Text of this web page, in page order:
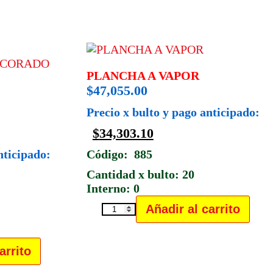
PLANCHA A VAPOR
$47,055.00
Precio x bulto y pago anticipado:
$34,303.10
Código: 885
Cantidad x bulto: 20
Interno: 0
PLANCHAAñadir al carrito